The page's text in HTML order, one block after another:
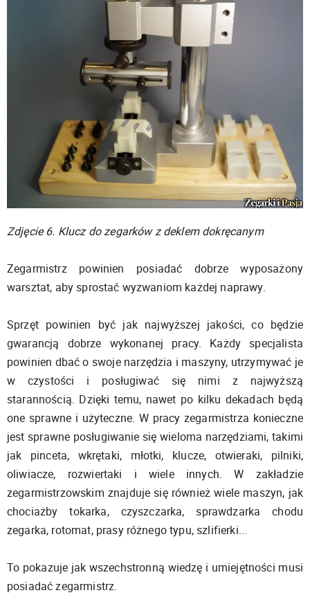
Zdjęcie 6. Klucz do zegarków z deklem dokręcanym
Zegarmistrz powinien posiadać dobrze wyposażony
warsztat, aby sprostać wyzwaniom każdej naprawy.
Sprzęt powinien być jak najwyższej jakości, co będzie
gwarancją dobrze wykonanej pracy. Każdy specjalista
powinien dbać o swoje narzędzia i maszyny, utrzymywać je
w czystości i posługiwać się nimi z najwyższą
starannością. Dzięki temu, nawet po kilku dekadach będą
one sprawne i użyteczne. W pracy zegarmistrza konieczne
jest sprawne posługiwanie się wieloma narzędziami, takimi
jak pinceta, wkrętaki, młotki, klucze, otwieraki, pilniki,
oliwiacze, rozwiertaki i wiele innych. W zakładzie
zegarmistrzowskim znajduje się również wiele maszyn, jak
chociażby tokarka, czyszczarka, sprawdzarka chodu
zegarka, rotomat, prasy różnego typu, szlifierki...
To pokazuje jak wszechstronną wiedzę i umiejętności musi
posiadać zegarmistrz.